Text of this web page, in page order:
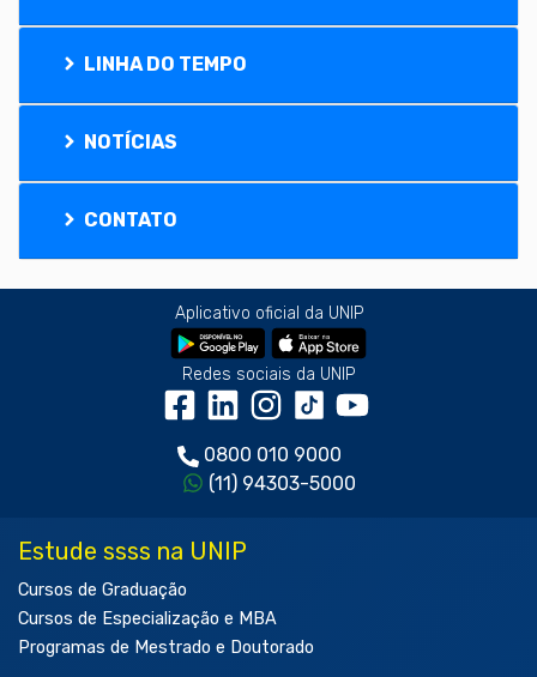
LINHA DO TEMPO
NOTÍCIAS
CONTATO
Aplicativo oficial da UNIP
Redes sociais da UNIP
0800 010 9000
(11) 94303-5000
Estude ssss na UNIP
Cursos de Graduação
Cursos de Especialização e MBA
Programas de Mestrado e Doutorado